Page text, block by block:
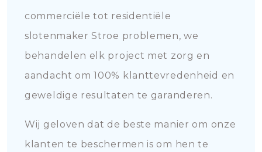
commerciële tot residentiële
slotenmaker Stroe problemen, we
behandelen elk project met zorg en
aandacht om 100% klanttevredenheid en
geweldige resultaten te garanderen.
Wij geloven dat de beste manier om onze
klanten te beschermen is om hen te